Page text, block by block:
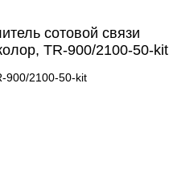
сотовой связи
TR-900/2100-50-kit
900/2100-50-kit